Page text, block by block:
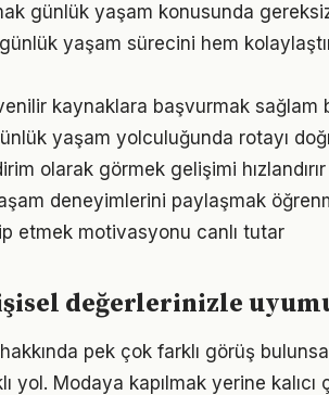
günlük yaşam konusunda
yaşam sürecini hem
kaynaklara başvurmak sağlam
yaşam yolculuğunda rotayı
olarak görmek gelişimi hızlandırır
deneyimlerini paylaşmak
etmek motivasyonu canlı tutar
değerlerinizle
pek çok farklı görüş bulunsa
yol. Modaya kapılmak yerine kalıcı